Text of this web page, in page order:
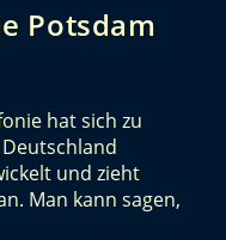
Potsdam
hat sich zu
und zieht
Man kann sagen,